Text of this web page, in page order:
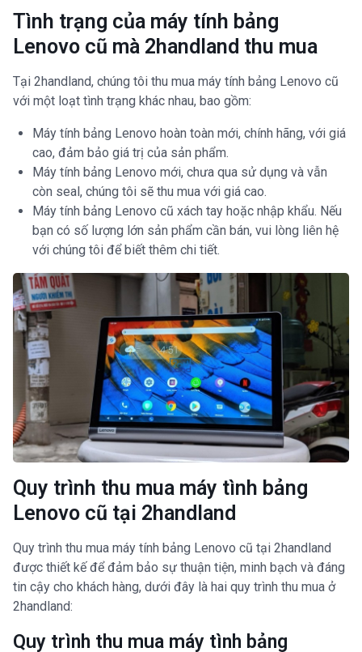
Tình trạng của máy tính bảng
Lenovo cũ mà 2handland thu mua
Tại 2handland, chúng tôi thu mua máy tính bảng Lenovo cũ
với một loạt tình trạng khác nhau, bao gồm:
Máy tính bảng Lenovo hoàn toàn mới, chính hãng, với giá
cao, đảm bảo giá trị của sản phẩm.
Máy tính bảng Lenovo mới, chưa qua sử dụng và vẫn
còn seal, chúng tôi sẽ thu mua với giá cao.
Máy tính bảng Lenovo cũ xách tay hoặc nhập khẩu. Nếu
bạn có số lượng lớn sản phẩm cần bán, vui lòng liên hệ
với chúng tôi để biết thêm chi tiết.
Quy trình thu mua máy tình bảng
Lenovo cũ tại 2handland
Quy trình thu mua máy tính bảng Lenovo cũ tại 2handland
được thiết kế để đảm bảo sự thuận tiện, minh bạch và đáng
tin cậy cho khách hàng, dưới đây là hai quy trình thu mua ở
2handland:
Quy trình thu mua máy tình bảng